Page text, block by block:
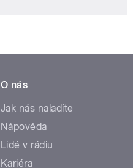
O nás
Jak nás naladíte
Nápověda
Lidé v rádiu
Kariéra